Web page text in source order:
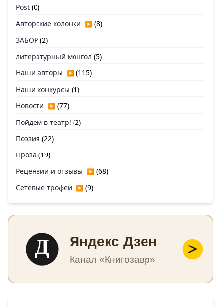
Post (0)
Авторские колонки ▶ (8)
ЗАБОР (2)
литературный монгол (5)
Наши авторы ▶ (115)
Наши конкурсы (1)
Новости ▶ (77)
Пойдем в театр! (2)
Поэзия (22)
Проза (19)
Рецензии и отзывы ▶ (68)
Сетевые трофеи ▶ (9)
Д Яндекс Дзен
Канал «Книгозавр»